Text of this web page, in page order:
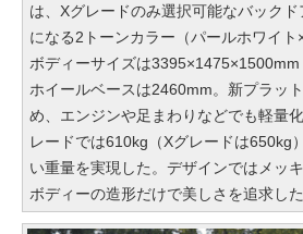
は、Xグレードのみ選択可能なバック
になる2トーンカラー（パールホワイト
ボディーサイズは3395×1475×1500mm
ホイールベースは2460mm。新プラッ
め、エンジンや足まわりなどでも軽量
レードでは610kg（Xグレードは650kg
い重量を実現した。デザインではメッ
ボディーの造形だけで美しさを追求し